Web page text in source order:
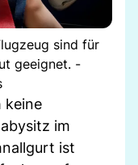
sind für
geeignet. -
keine
im
ist